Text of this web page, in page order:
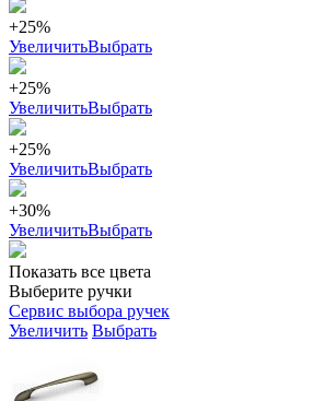
+25%
УвеличитьВыбрать
+25%
УвеличитьВыбрать
+25%
УвеличитьВыбрать
+30%
УвеличитьВыбрать
Показать все цвета
Выберите ручки
Сервис выбора ручек
Увеличить Выбрать